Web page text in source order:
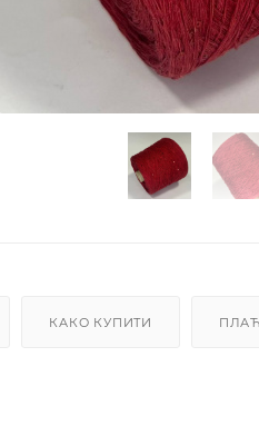
КАКО КУПИТИ